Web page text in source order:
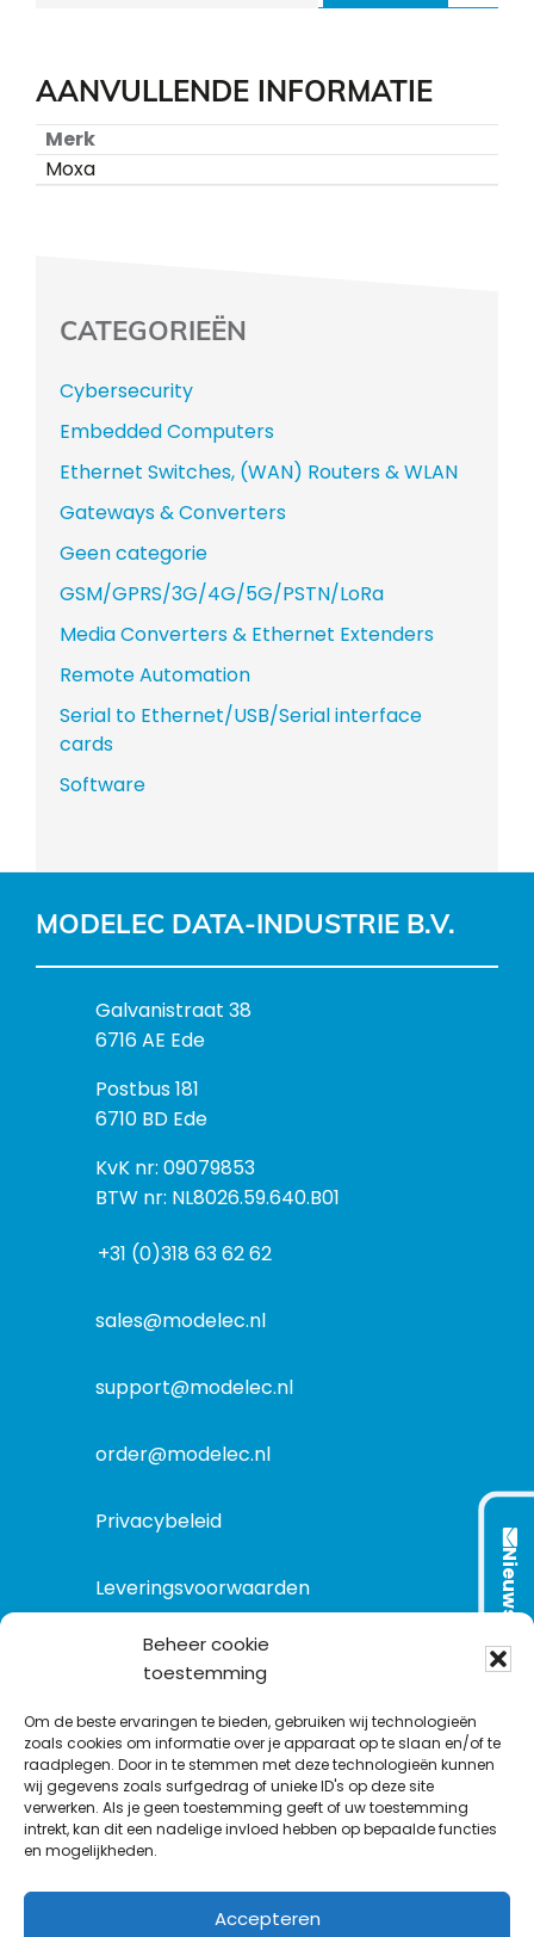
Beheer cookie
toestemming
Om de beste ervaringen te bieden, gebruiken wij technologieën
zoals cookies om informatie over je apparaat op te slaan en/of te
raadplegen. Door in te stemmen met deze technologieën kunnen
wij gegevens zoals surfgedrag of unieke ID's op deze site
verwerken. Als je geen toestemming geeft of uw toestemming
intrekt, kan dit een nadelige invloed hebben op bepaalde functies
en mogelijkheden.
Accepteren
AANVULLENDE INFORMATIE
Merk
Moxa
CATEGORIEËN
Cybersecurity
Embedded Computers
Ethernet Switches, (WAN) Routers & WLAN
Gateways & Converters
Geen categorie
GSM/GPRS/3G/4G/5G/PSTN/LoRa
Media Converters & Ethernet Extenders
Remote Automation
Serial to Ethernet/USB/Serial interface
cards
Software
MODELEC DATA-INDUSTRIE B.V.
B
e
o
e
k
a
r
Galvanistraat 38
6716 AE Ede
P
o
t
a
s
Postbus 181
6710 BD Ede
I
n
o
m
KvK nr: 09079853
BTW nr: NL8026.59.640.B01
+31 (0)318 63 62 62
sales@modelec.nl
support@modelec.nl
order@modelec.nl
Privacybeleid
Leveringsvoorwaarden
L
i
n
e
T
w
i
t
F
a
c
b
o
Y
o
u
u
b
C
o
n
a
Nieuwsbrief